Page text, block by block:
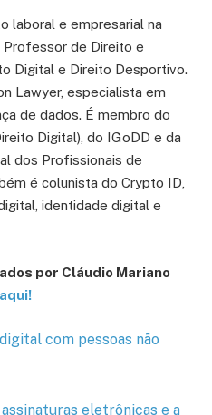
laboral e empresarial na
Professor de Direito e
Digital e Direito Desportivo.
Lawyer, especialista em
de dados. É membro do
Digital), do IGoDD e da
dos Profissionais de
é colunista do Crypto ID,
identidade digital e
por Cláudio Mariano
com pessoas não
eletrônicas e a